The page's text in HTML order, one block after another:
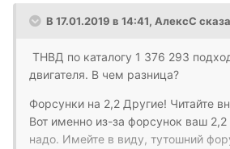
В 17.01.2019 в 14:41, АлексС
ТНВД по каталогу 1 376 293
двигателя. В чем разница?
Форсунки на 2,2 Другие! Читайте
Вот именно из-за форсунок ваш
надо. Имейте в виду, тутошний